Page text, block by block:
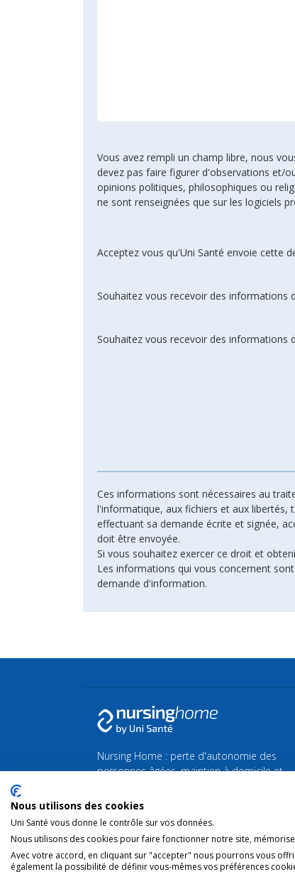
Vous avez rempli un champ libre, nous
devez pas faire figurer d'observations et/
opinions politiques, philosophiques ou
ne sont renseignées que sur les logiciels
Acceptez vous qu'Uni Santé envoie cette
Souhaitez vous recevoir des informations
Souhaitez vous recevoir des informations
Ces informations sont nécessaires au
l'informatique, aux fichiers et aux libertés,
effectuant sa demande écrite et signée,
doit être envoyée.
Si vous souhaitez exercer ce droit et
Les informations qui vous concernent
demande d'information.
Nursing Home : perte d'autonomie des
personnes âgées, maintien à domicile et
Retrouvez toutes les actualités de la Silver
Nous utilisons des cookies
Uni Santé vous donne le contrôle sur vos données.
Nous utilisons des cookies pour faire fonctionner notre site,
Avec votre accord, en cliquant sur "accepter" nous pourrons vous
également la possibilité de définir vous-mêmes vos préférences